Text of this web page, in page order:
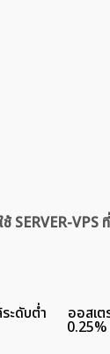
ช้ SERVER-VPS
ะดับต่ำ
ออสเต